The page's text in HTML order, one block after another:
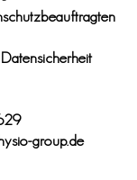
group.de